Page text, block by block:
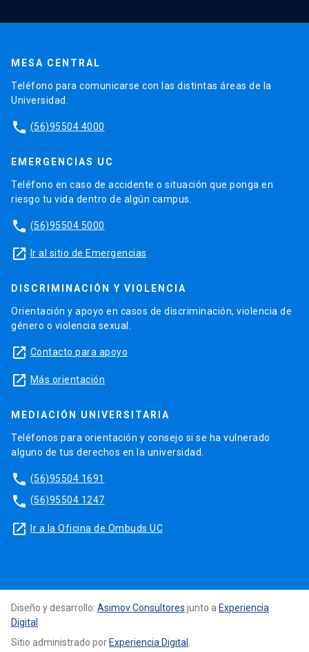
MESA CENTRAL
Teléfono para comunicarse con las distintas áreas de la
Universidad.
phone (56)95504 4000
EMERGENCIAS UC
Teléfono en caso de accidente o situación que ponga en
riesgo tu vida dentro de algún campus.
phone (56)95504 5000
launch Ir al sitio de Emergencias
DISCRIMINACIÓN Y VIOLENCIA
Orientación y apoyo en casos de discriminación, violencia de
género o violencia sexual.
launch Contacto para apoyo
launch Más orientación
MEDIACIÓN UNIVERSITARIA
Teléfonos para orientación y consejo si se ha vulnerado
alguno de tus derechos en la universidad.
phone (56)95504 1691
phone (56)95504 1247
launch Ir a la Oficina de Ombuds UC
Diseño y desarrollo: Asimov Consultores junto a Experiencia
Digital
Sitio administrado porExperiencia Digital